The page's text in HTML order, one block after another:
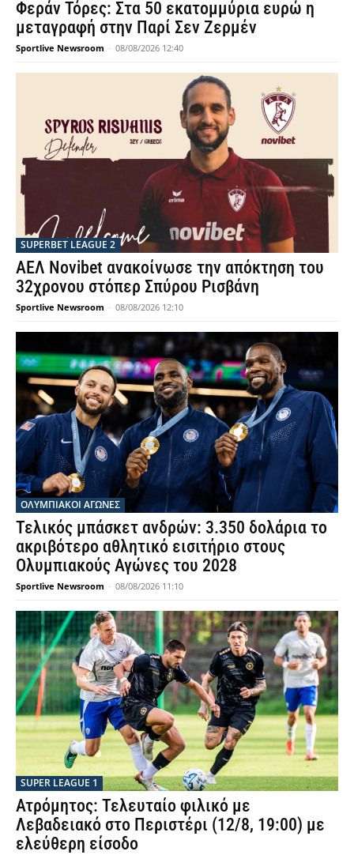
Φεράν Τόρες: Στα 50 εκατομμύρια ευρώ η
μεταγραφή στην Παρί Σεν Ζερμέν
Sportlive Newsroom - 08/08/2026 12:40
SUPERBET LEAGUE 2
ΑΕΛ Novibet ανακοίνωσε την απόκτηση του
32χρονου στόπερ Σπύρου Ρισβάνη
Sportlive Newsroom - 08/08/2026 12:10
ΟΛΥΜΠΙΑΚΟΊ ΑΓΏΝΕΣ
Τελικός μπάσκετ ανδρών: 3.350 δολάρια το
ακριβότερο αθλητικό εισιτήριο στους
Ολυμπιακούς Αγώνες του 2028
Sportlive Newsroom - 08/08/2026 11:10
SUPER LEAGUE 1
Ατρόμητος: Τελευταίο φιλικό με
Λεβαδειακό στο Περιστέρι (12/8, 19:00) με
ελεύθερη είσοδο